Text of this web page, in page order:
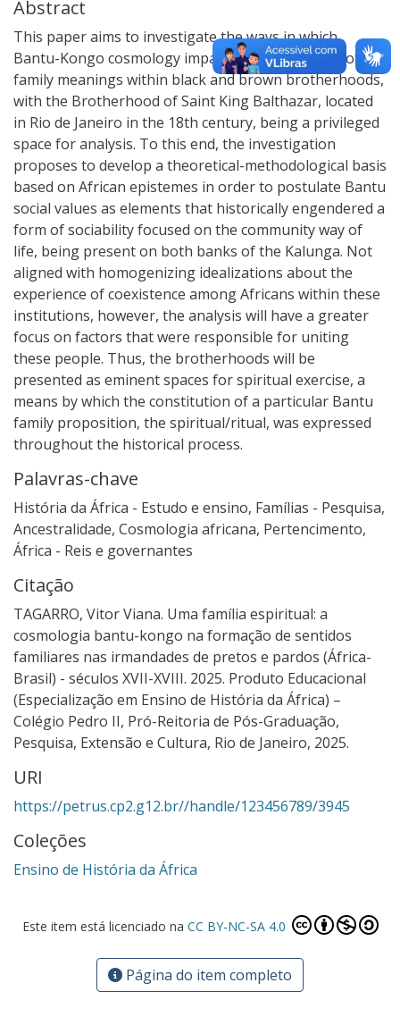
Abstract
This paper aims to investigate the ways in which
Bantu-Kongo cosmology impacted the formation of
family meanings within black and brown brotherhoods,
with the Brotherhood of Saint King Balthazar, located
in Rio de Janeiro in the 18th century, being a privileged
space for analysis. To this end, the investigation
proposes to develop a theoretical-methodological basis
based on African epistemes in order to postulate Bantu
social values as elements that historically engendered a
form of sociability focused on the community way of
life, being present on both banks of the Kalunga. Not
aligned with homogenizing idealizations about the
experience of coexistence among Africans within these
institutions, however, the analysis will have a greater
focus on factors that were responsible for uniting
these people. Thus, the brotherhoods will be
presented as eminent spaces for spiritual exercise, a
means by which the constitution of a particular Bantu
family proposition, the spiritual/ritual, was expressed
throughout the historical process.
Palavras-chave
História da África - Estudo e ensino, Famílias - Pesquisa,
Ancestralidade, Cosmologia africana, Pertencimento,
África - Reis e governantes
Citação
TAGARRO, Vitor Viana. Uma família espiritual: a
cosmologia bantu-kongo na formação de sentidos
familiares nas irmandades de pretos e pardos (África-
Brasil) - séculos XVII-XVIII. 2025. Produto Educacional
(Especialização em Ensino de História da África) –
Colégio Pedro II, Pró-Reitoria de Pós-Graduação,
Pesquisa, Extensão e Cultura, Rio de Janeiro, 2025.
URI
https://petrus.cp2.g12.br//handle/123456789/3945
Coleções
Ensino de História da África
Este item está licenciado na CC BY-NC-SA 4.0
Página do item completo